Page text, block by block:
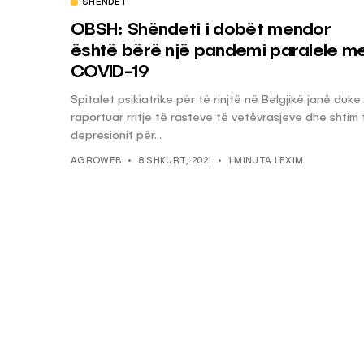
SHËNDET
OBSH: Shëndeti i dobët mendor
është bërë një pandemi paralele
COVID-19
Spitalet psikiatrike për të rinjtë në Belgjikë janë duke
raportuar rritje të rasteve të vetëvrasjeve dhe shtim
depresionit për...
AGROWEB 8 SHKURT, 2021 1 MINUTA LEXIM